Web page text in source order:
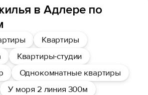
в Адлере по
Квартиры
Квартиры-студии
Однокомнатные квартиры
У моря 2 линия 300м